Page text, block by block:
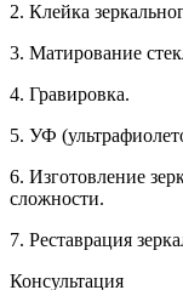
2. Клейка
3. Матирование
4. Гравировка.
5. УФ
6. Изготовление
сложности.
7. Реставрация
Консультация